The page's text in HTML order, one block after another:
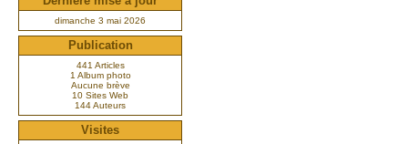
dimanche 3 mai 2026
Publication
441 Articles
1 Album photo
Aucune brève
10 Sites Web
144 Auteurs
Visites